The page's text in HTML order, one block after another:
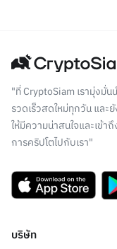
"ที่ CryptoSiam เรามุ่งมั่น
รวดเร็วสดใหม่ทุกวัน และ
ให้มีความน่าสนใจและเข้า
การคริปโตไปกับเรา"
บริษัท